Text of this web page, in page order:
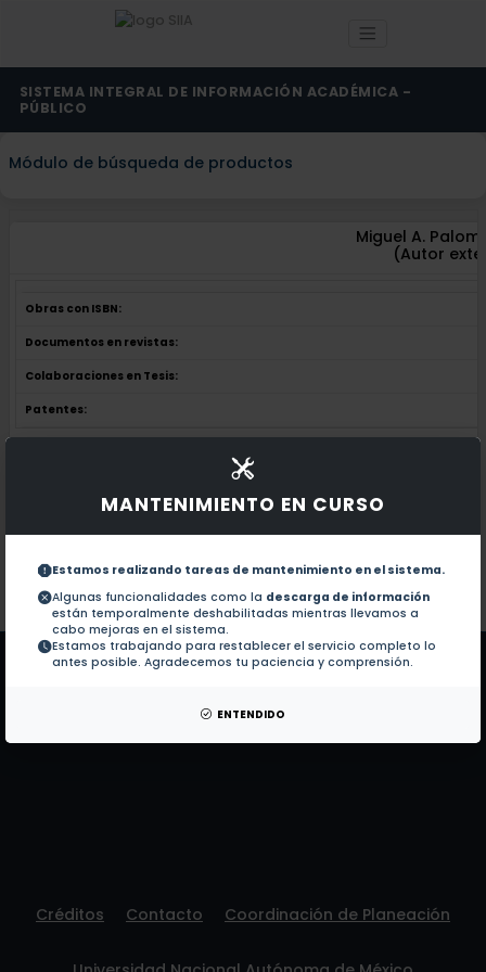
MANTENIMIENTO EN CURSO
Estamos realizando tareas de mantenimiento en el sistema.
Algunas funcionalidades como la descarga de información
están temporalmente deshabilitadas mientras llevamos a
cabo mejoras en el sistema.
Estamos trabajando para restablecer el servicio completo lo
antes posible. Agradecemos tu paciencia y comprensión.
ENTENDIDO
SISTEMA INTEGRAL DE INFORMACIÓN ACADÉMICA -
PÚBLICO
Módulo de búsqueda de productos
Miguel A.
(Autor
Obras con ISBN:
Documentos en revistas:
Colaboraciones en Tesis:
Patentes:
No hay obras de este autor.
Documentos en revistas:
Colaboraciones en Tesis:
No hay tesis de este autor.
Patentes:
No hay patentes de este autor.
Créditos Contacto Coordinación de Planeación